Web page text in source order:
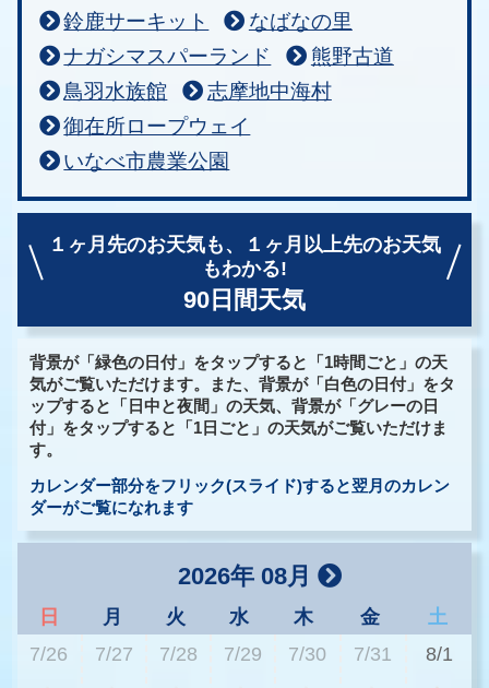
鈴鹿サーキット
なばなの里
ナガシマスパーランド
熊野古道
鳥羽水族館
志摩地中海村
御在所ロープウェイ
いなべ市農業公園
１ヶ月先のお天気も、
１ヶ月以上先のお天気
もわかる!
90日間天気
背景が「緑色の日付」をタップすると「1時間ごと」の天
気がご覧いただけます。また、背景が「白色の日付」をタ
ップすると「日中と夜間」の天気、背景が「グレーの日
付」をタップすると「1日ごと」の天気がご覧いただけま
す。
カレンダー部分をフリック(スライド)すると翌月のカレン
ダーがご覧になれます
2026年 08月
日 月 火 水 木 金
土
7/26
7/27 7/28 7/29 7/30 7/31 8/1